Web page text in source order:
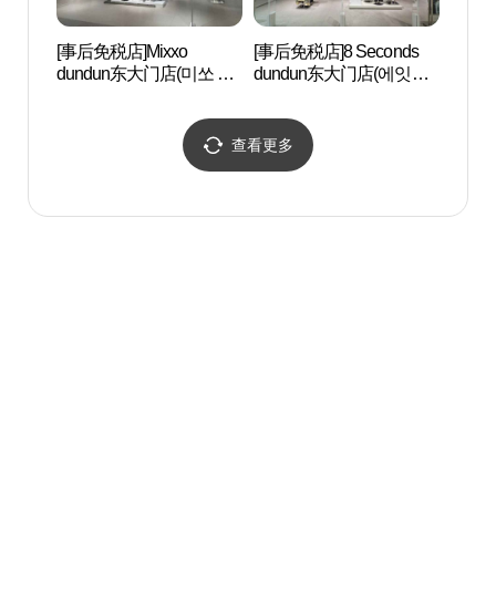
[事后免税店]Mixxo
dundun东大门店(미쏘 던
[事后免税店]8 Seconds
dundun东大门店(에잇세
查看更多